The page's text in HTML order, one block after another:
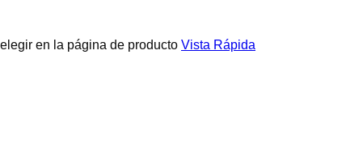
en la página de producto Vista Rápida